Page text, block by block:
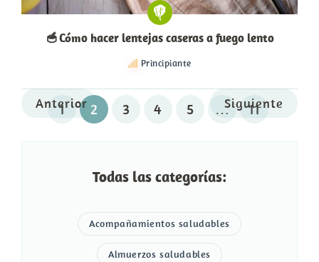
🥣 Cómo hacer lentejas caseras a fuego lento
Principiante
Anterior
1 2 3 4 5 … 11
Siguiente
Todas las categorías:
Acompañamientos saludables
Almuerzos saludables